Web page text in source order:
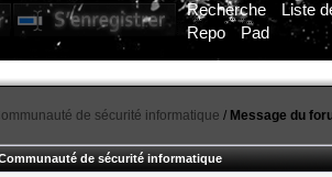
Recherche
Liste
Repo
Pad
de sécurité informatique / Message du
de sécurité informatique